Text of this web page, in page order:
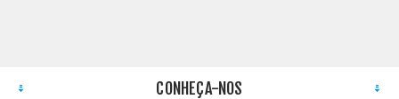
CONHEÇA-NOS